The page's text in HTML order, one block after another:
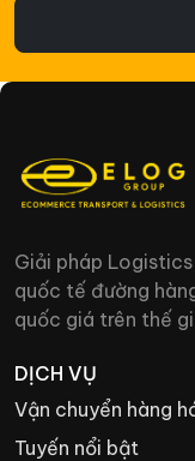
Giải pháp
quốc tế đường
quốc giá trên thế
DỊCH VỤ
Vận chuyển hàng
Tuyến nổi bật